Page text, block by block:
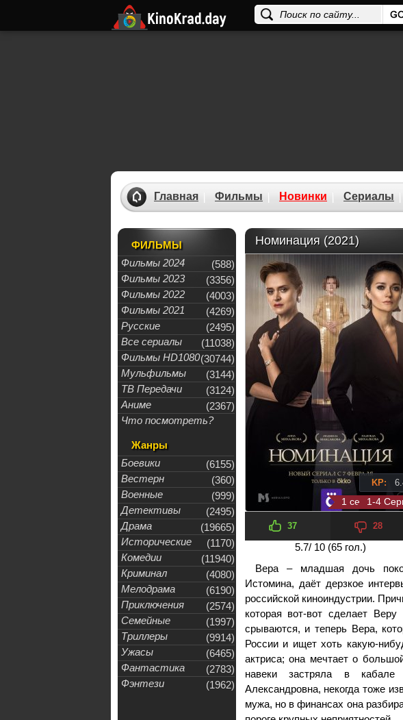
Главная Фильмы Новинки Сериалы
ФИЛЬМЫ
Фильмы 2024
(588)
Фильмы 2023
(3356)
Фильмы 2022
(4003)
Фильмы 2021
(4269)
Русские
(2495)
Все сериалы
(11038)
Фильмы HD1080(30744)
Мульфильмы
(3144)
ТВ Передачи
(3124)
Аниме
(2367)
Что посмотреть?
Жанры
Боевики
(6155)
Вестерн
(360)
Военные
(999)
Детективы
(2495)
Драма
(19665)
Исторические
(1170)
Комедии
(11940)
Криминал
(4080)
Мелодрама
(6190)
Приключения
(2574)
Семейные
(1997)
Триллеры
(9914)
Ужасы
(6465)
Фантастика
(2783)
Фэнтези
(1962)
Номинация (2021)
1 сезон 4
1-4
KP:
37 28
5.7/ 10 (65гол.)
Вера – младшая дочь
Истомина, даёт дерзкое
российской киноиндустрии.
которая вот-вот сделает
срываются, и теперь Вера,
России и ищет хоть какую-
актриса; она мечтает о
навеки застряла в
Александровна, некогда тоже
мужа, но в финансах она